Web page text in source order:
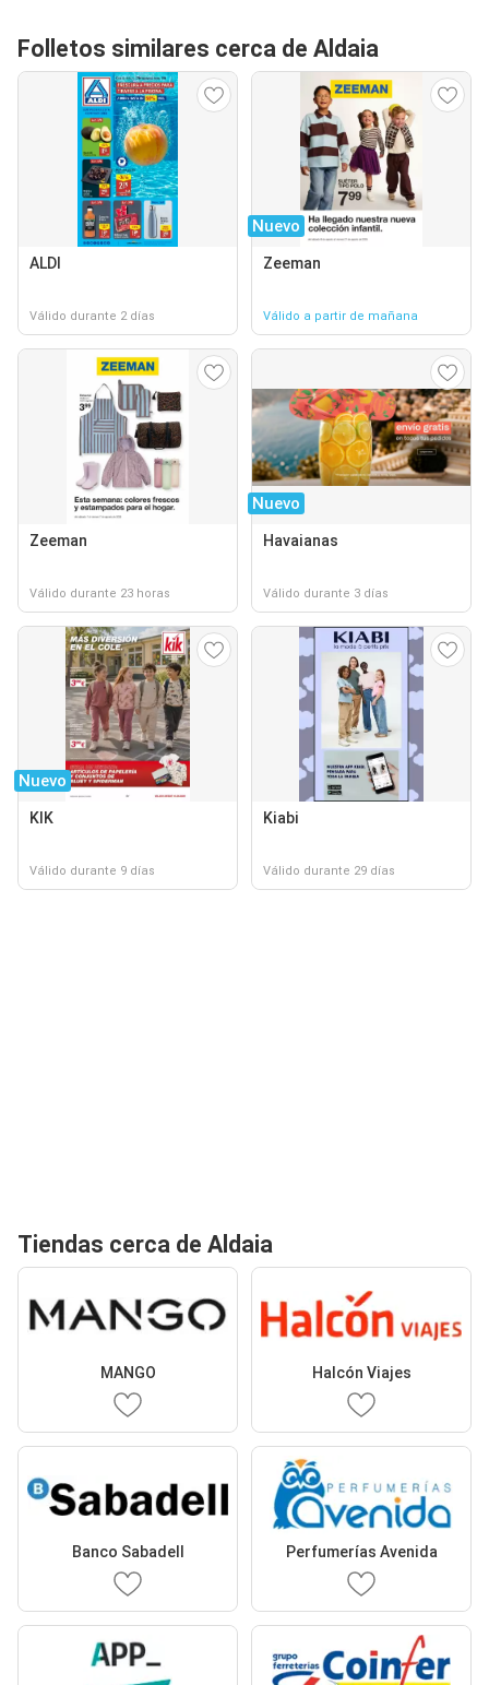
Folletos similares cerca de Aldaia
ALDI
Válido durante 2 días
Nuevo
Zeeman
Válido a partir de mañana
Zeeman
Válido durante 23 horas
Nuevo
Havaianas
Válido durante 3 días
Nuevo
KIK
Válido durante 9 días
Kiabi
Válido durante 29 días
Tiendas cerca de Aldaia
MANGO Halcón Viajes
Banco Sabadell Perfumerías Avenida